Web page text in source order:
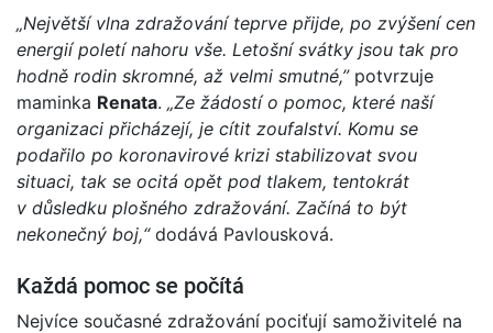
„Největší vlna zdražování teprve přijde, po zvýšení cen
energií poletí nahoru vše. Letošní svátky jsou tak pro
hodně rodin skromné, až velmi smutné,” potvrzuje
maminka Renata. „Ze žádostí o pomoc, které naší
organizaci přicházejí, je cítit zoufalství. Komu se
podařilo po koronavirové krizi stabilizovat svou
situaci, tak se ocitá opět pod tlakem, tentokrát
v důsledku plošného zdražování. Začíná to být
nekonečný boj,“ dodává Pavlousková.
Každá pomoc se počítá
Nejvíce současné zdražování pociťují samoživitelé na